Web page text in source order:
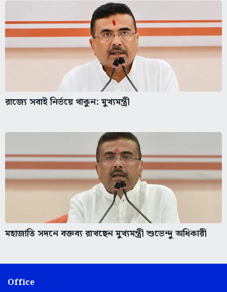
রাজ্যে সবাই নির্ভয়ে থাকুন: মুখ্যমন্ত্রী
মহাজাতি সদনে বক্তব্য রাখছেন মুখ্যমন্ত্রী শুভেন্দু অধিকারী
Office